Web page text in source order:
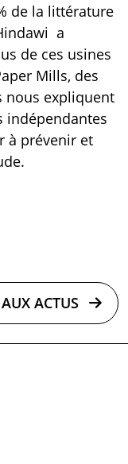
de la littérature
a
de ces usines
Mills, des
nous expliquent
indépendantes
à prévenir et
ACTUS